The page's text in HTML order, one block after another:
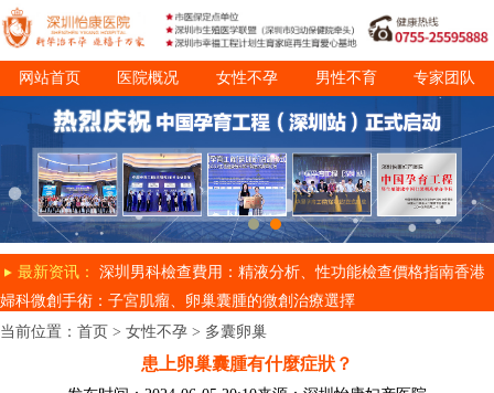
网站首页 医院概况 女性不孕 男性不育 专家团队
诊疗项目 就医指南
最新资讯： 深圳男科檢查費用：精液分析、性功能檢查價格指南香港
婦科微創手術：子宮肌瘤、卵巢囊腫的微創治療選擇
当前位置： 首页 > 女性不孕 > 多囊卵巢
患上卵巢囊腫有什麼症狀？